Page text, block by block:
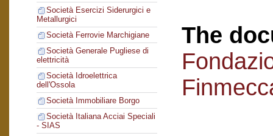
Società Esercizi Siderurgici e
Metallurgici
Società Ferrovie Marchigiane
Società Generale Pugliese di
elettricità
Società Idroelettrica
dell'Ossola
Società Immobiliare Borgo
Società Italiana Acciai Speciali
- SIAS
The